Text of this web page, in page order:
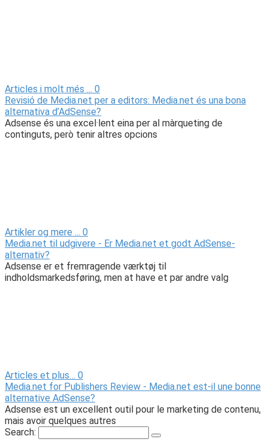
Articles i molt més ... 0
Revisió de Media.net per a editors: Media.net és una bona
alternativa d’AdSense?
Adsense és una excel·lent eina per al màrqueting de
continguts, però tenir altres opcions
Artikler og mere ... 0
Media.net til udgivere - Er Media.net et godt AdSense-
alternativ?
Adsense er et fremragende værktøj til
indholdsmarkedsføring, men at have et par andre valg
Articles et plus… 0
Media.net for Publishers Review - Media.net est-il une bonne
alternative AdSense?
Adsense est un excellent outil pour le marketing de contenu,
mais avoir quelques autres
Search: